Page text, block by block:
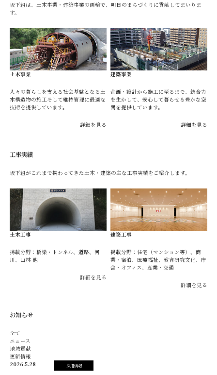
坂下組は、土木事業・建築事業の両輪で、明日のまちづくりに貢献してまいりま
す。
土木事業
人々の暮らしを支える社会基盤となる土
木構造物の施工そして維持管理に最適な
技術を提供しています。
詳細を見る
建築事業
企画・設計から施工に至るまで、総合力
を生かして、安心して暮らせる豊かな空
間を提供しています。
詳細を見る
工事実績
坂下組がこれまで携わってきた土木・建築の主な工事実績をご紹介します。
土木工事
掲載分野：橋梁・トンネル、道路、河
川、山林 他
詳細を見る
建築工事
掲載分野：住宅（マンション等）、商
業・宿泊、医療福祉、教育研究文化、庁
舎・オフィス、産業・交通
詳細を見る
お知らせ
全て
ニュース
地域貢献
更新情報
2026.5.28
採用情報